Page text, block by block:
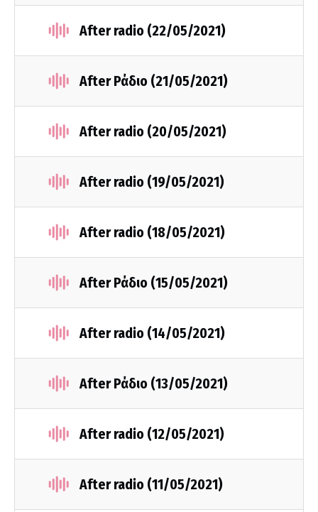
After radio (22/05/2021)
After Ράδιο (21/05/2021)
After radio (20/05/2021)
After radio (19/05/2021)
After radio (18/05/2021)
After Ράδιο (15/05/2021)
After radio (14/05/2021)
After Ράδιο (13/05/2021)
After radio (12/05/2021)
After radio (11/05/2021)